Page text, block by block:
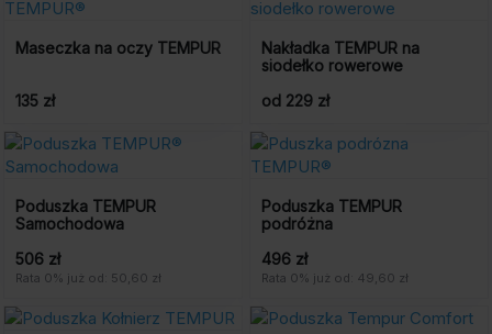
Maseczka na oczy TEMPUR
135 zł
Nakładka TEMPUR na
siodełko rowerowe
od 229 zł
Poduszka TEMPUR
Samochodowa
506 zł
Rata 0% już od: 50,60 zł
Poduszka TEMPUR
podróżna
496 zł
Rata 0% już od: 49,60 zł